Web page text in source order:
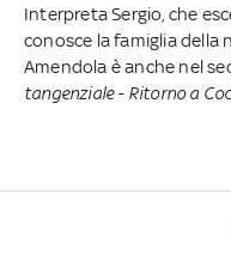
Interpreta Sergio, che
conosce la famiglia della
Amendola è anche nel
tangenziale - Ritorno a